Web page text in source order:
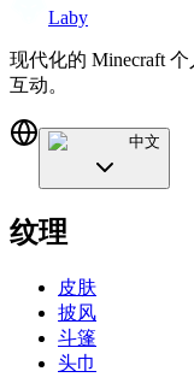
Laby
现代化的 Minecraft
互动。
中文
纹理
皮肤
披风
斗篷
头巾